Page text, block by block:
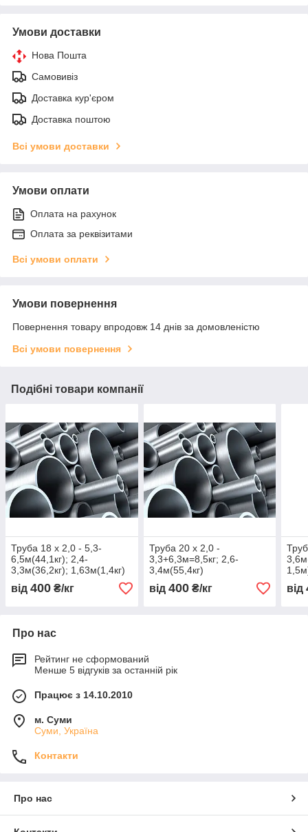
Умови доставки
Нова Пошта
Самовивіз
Доставка кур'єром
Доставка поштою
Всі умови доставки
Умови оплати
Оплата на рахунок
Оплата за реквізитами
Всі умови оплати
Умови повернення
Повернення товару впродовж 14 днів за домовленістю
Всі умови повернення
Подібні товари компанії
Труба 18 х 2,0 - 5,3-
6,5м(44,1кг); 2,4-
3,3м(36,2кг); 1,63м(1,4кг)
від 400 ₴/кг
Труба 20 х 2,0 -
3,3+6,3м=8,5кг; 2,6-
3,4м(55,4кг)
від 400₴/кг від
Про нас
Рейтинг не сформований
Менше 5 відгуків за останній рік
Працює з 14.10.2010
м. Суми
Суми, Україна
Контакти
Про нас